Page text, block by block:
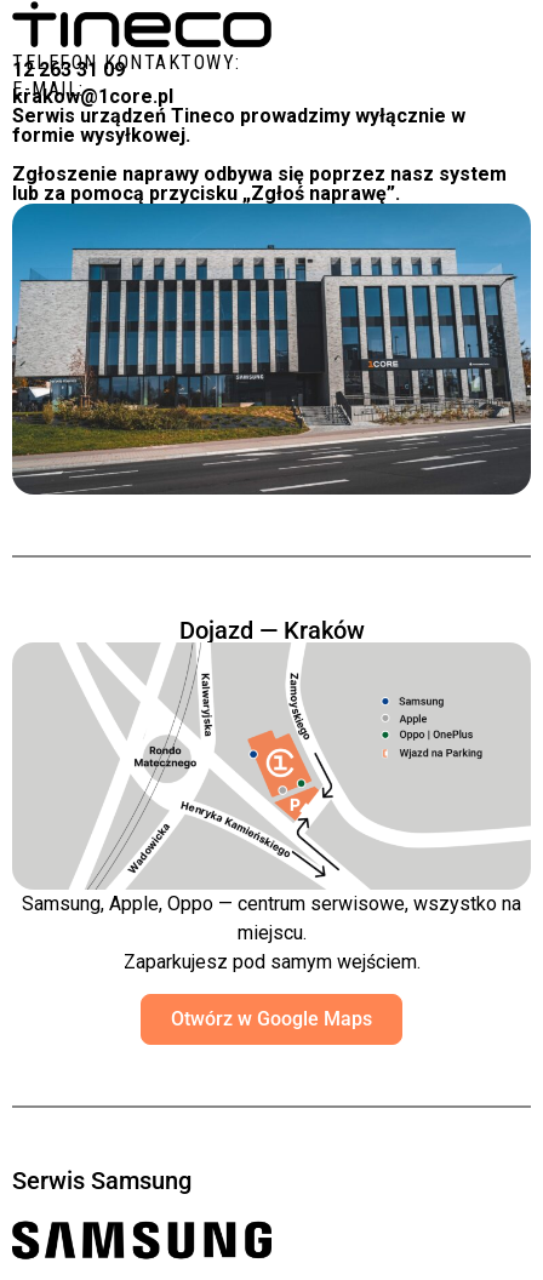
TELEFON KONTAKTOWY:
12 263 31 09
E-MAIL:
krakow@1core.pl
Serwis urządzeń Tineco prowadzimy wyłącznie w
formie wysyłkowej.
Zgłoszenie naprawy odbywa się poprzez nasz system
lub za pomocą przycisku „Zgłoś naprawę”.
Dojazd — Kraków
Samsung, Apple, Oppo — centrum serwisowe, wszystko na
miejscu.
Zaparkujesz pod samym wejściem.
Otwórz w Google Maps
Serwis Samsung